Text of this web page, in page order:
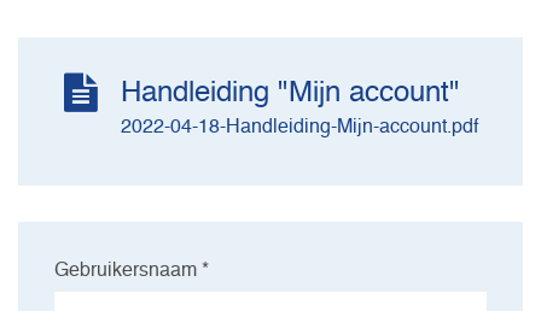
Handleiding "Mijn account"
2022-04-18-Handleiding-Mijn-account.pdf
Gebruikersnaam *